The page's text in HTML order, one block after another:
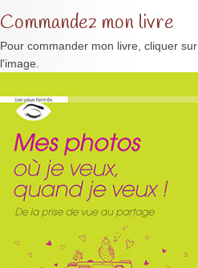
Commandez mon livre
Pour commander mon livre, cliquer sur
l'image.